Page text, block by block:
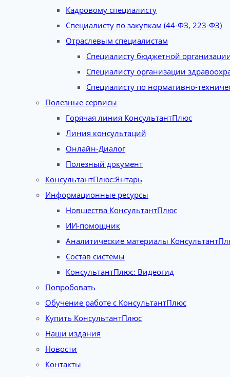
Кадровому специалисту
Специалисту по закупкам (44-ФЗ, 223-ФЗ)
Отраслевым специалистам
Специалисту бюджетной
Специалисту организации
Специалисту по нормативно-
Полезные сервисы
Горячая линия КонсультантПлюс
Линия консультаций
Онлайн-Диалог
Полезный документ
КонсультантПлюс:Янтарь
Информационные ресурсы
Новшества КонсультантПлюс
ИИ-помощник
Аналитические материалы
Состав системы
КонсультантПлюс: Видеогид
Попробовать
Обучение работе с КонсультантПлюс
Купить КонсультантПлюс
Наши издания
Новости
Контакты